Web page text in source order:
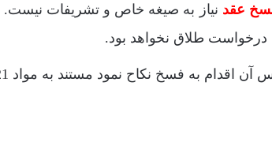
فسخ عقد نیاز به صیغه خاص و تشریفات نیست.
درخواست طلاق نخواهد بود.
نمود مستند به مواد 1121 تا 1132 قانون مدنی عبارتند از: